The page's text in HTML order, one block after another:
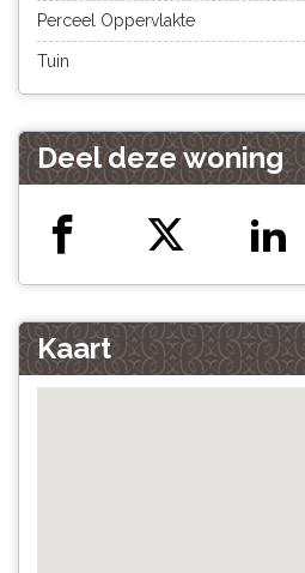
Perceel Oppervlakte
Tuin
Deel deze woning
Kaart